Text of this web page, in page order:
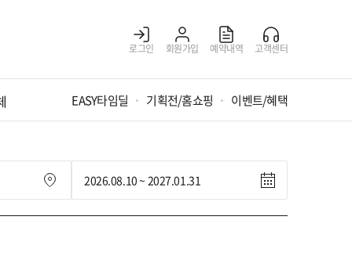
로그인 회원가입 예약내역 고객센터
EASY타임딜 기획전/홈쇼핑 이벤트/혜택